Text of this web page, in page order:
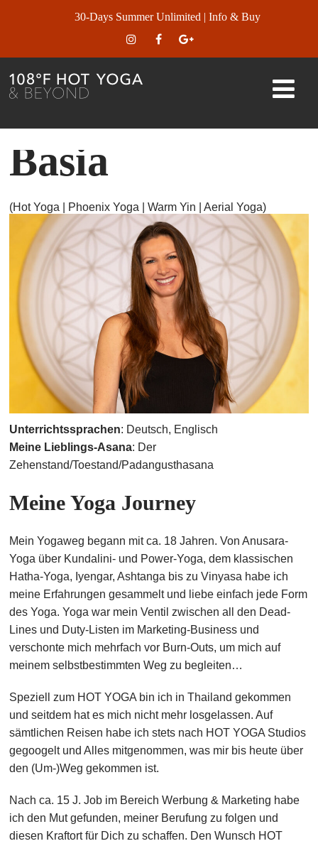
30-Days Summer Unlimited | Info & Buy
Basia
(Hot Yoga | Phoenix Yoga | Warm Yin | Aerial Yoga)
Unterrichtssprachen: Deutsch, Englisch
Meine Lieblings-Asana: Der
Zehenstand/Toestand/Padangusthasana
Meine Yoga Journey
Mein Yogaweg begann mit ca. 18 Jahren. Von Anusara-
Yoga über Kundalini- und Power-Yoga, dem klassischen
Hatha-Yoga, Iyengar, Ashtanga bis zu Vinyasa habe ich
meine Erfahrungen gesammelt und liebe einfach jede Form
des Yoga. Yoga war mein Ventil zwischen all den Dead-
Lines und Duty-Listen im Marketing-Business und
verschonte mich mehrfach vor Burn-Outs, um mich auf
meinem selbstbestimmten Weg zu begleiten…
Speziell zum HOT YOGA bin ich in Thailand gekommen
und seitdem hat es mich nicht mehr losgelassen. Auf
sämtlichen Reisen habe ich stets nach HOT YOGA Studios
gegoogelt und Alles mitgenommen, was mir bis heute über
den (Um-)Weg gekommen ist.
Nach ca. 15 J. Job im Bereich Werbung & Marketing habe
ich den Mut gefunden, meiner Berufung zu folgen und
diesen Kraftort für Dich zu schaffen. Den Wunsch HOT